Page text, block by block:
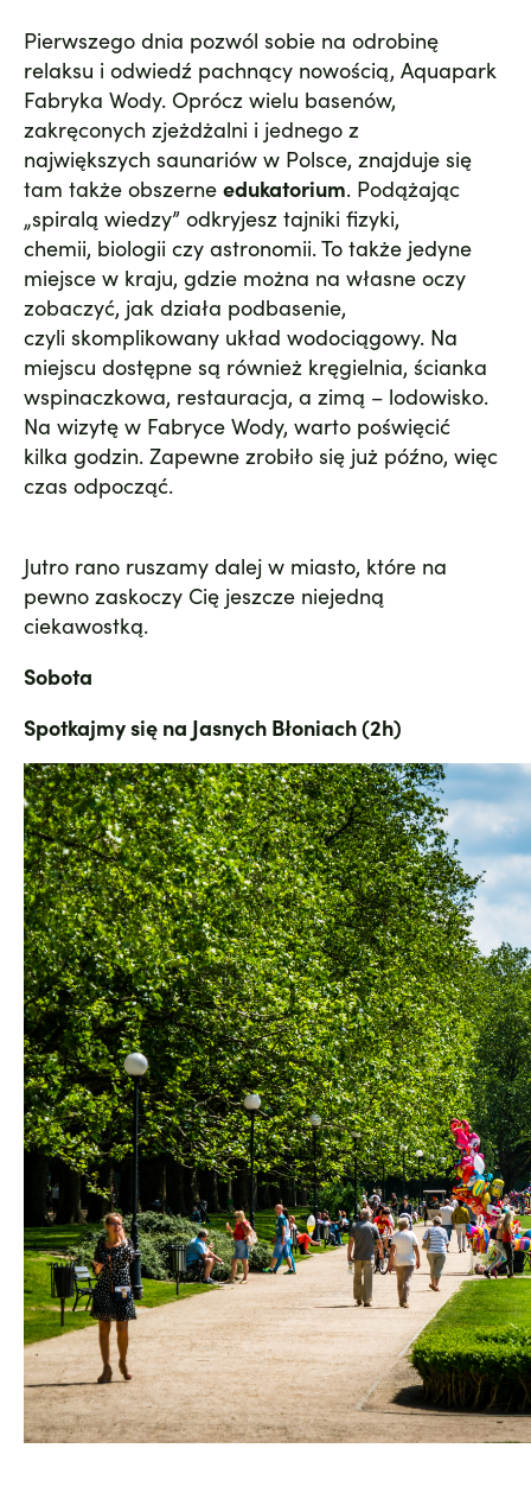
Pierwszego dnia pozwól sobie na odrobinę
relaksu i odwiedź pachnący nowością, Aquapark
Fabryka Wody. Oprócz wielu basenów,
zakręconych zjeżdżalni i jednego z
największych saunariów w Polsce, znajduje się
tam także obszerne edukatorium. Podążając
„spiralą wiedzy” odkryjesz tajniki fizyki,
chemii, biologii czy astronomii. To także jedyne
miejsce w kraju, gdzie można na własne oczy
zobaczyć, jak działa podbasenie,
czyli skomplikowany układ wodociągowy. Na
miejscu dostępne są również kręgielnia, ścianka
wspinaczkowa, restauracja, a zimą – lodowisko.
Na wizytę w Fabryce Wody, warto poświęcić
kilka godzin. Zapewne zrobiło się już późno, więc
czas odpocząć.
Jutro rano ruszamy dalej w miasto, które na
pewno zaskoczy Cię jeszcze niejedną
ciekawostką.
Sobota
Spotkajmy się na Jasnych Błoniach (2h)